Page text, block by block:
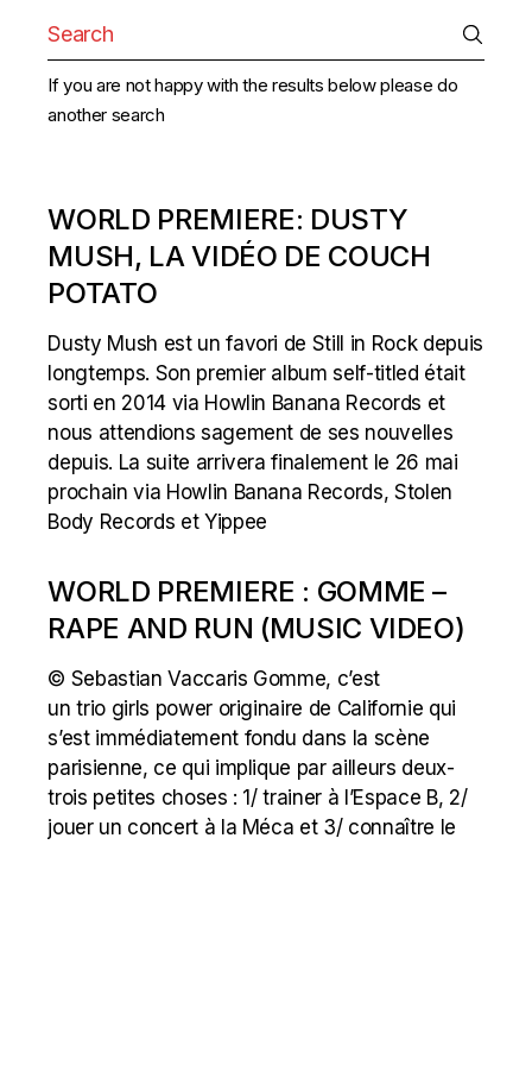
for:
If you are not happy with the results below please do
another search
WORLD PREMIERE: DUSTY
MUSH, LA VIDÉO DE COUCH
POTATO
Dusty Mush est un favori de Still in Rock depuis
longtemps. Son premier album self-titled était
sorti en 2014 via Howlin Banana Records et
nous attendions sagement de ses nouvelles
depuis. La suite arrivera finalement le 26 mai
prochain via Howlin Banana Records, Stolen
Body Records et Yippee
WORLD PREMIERE : GOMME –
RAPE AND RUN (MUSIC VIDEO)
© Sebastian Vaccaris Gomme, c’est
un trio girls power originaire de Californie qui
s’est immédiatement fondu dans la scène
parisienne, ce qui implique par ailleurs deux-
trois petites choses : 1/ trainer à l’Espace B, 2/
jouer un concert à la Méca et 3/ connaître le